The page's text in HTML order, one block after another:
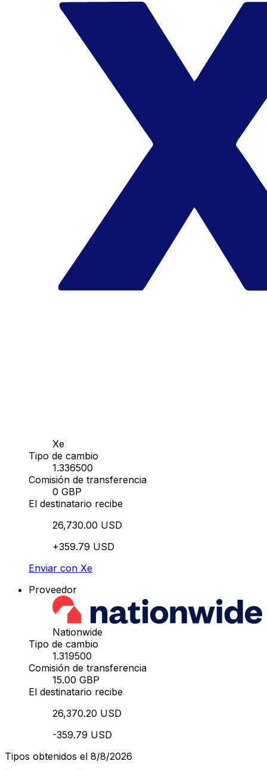
Xe
Tipo de cambio
1.336500
Comisión de transferencia
0 GBP
El destinatario recibe
26,730.00 USD
+359.79 USD
Enviar con Xe
Proveedor
Nationwide
Tipo de cambio
1.319500
Comisión de transferencia
15.00 GBP
El destinatario recibe
26,370.20 USD
-359.79 USD
Tipos obtenidos el 8/8/2026